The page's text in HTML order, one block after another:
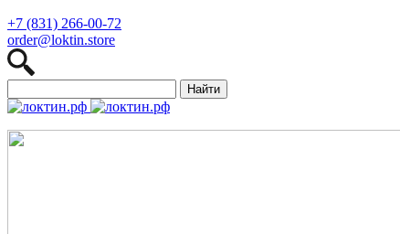
+7 (831) 266-00-72
order@loktin.store
Найти